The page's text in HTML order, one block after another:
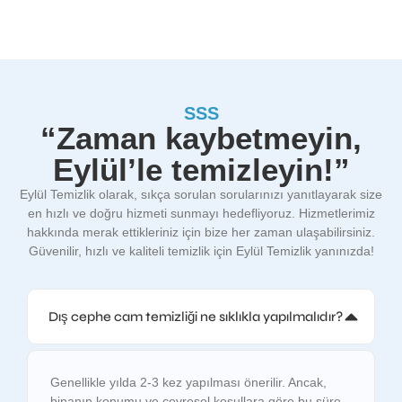
SSS
“Zaman kaybetmeyin,
Eylül’le temizleyin!”
Eylül Temizlik olarak, sıkça sorulan sorularınızı yanıtlayarak size
en hızlı ve doğru hizmeti sunmayı hedefliyoruz. Hizmetlerimiz
hakkında merak ettikleriniz için bize her zaman ulaşabilirsiniz.
Güvenilir, hızlı ve kaliteli temizlik için Eylül Temizlik yanınızda!
Dış cephe cam temizliği ne sıklıkla yapılmalıdır?
Genellikle yılda 2-3 kez yapılması önerilir. Ancak,